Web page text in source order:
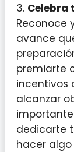
3. Celebra
Reconoce
avance
premiarte
incentivos
alcanzar
dedicarte
hacer